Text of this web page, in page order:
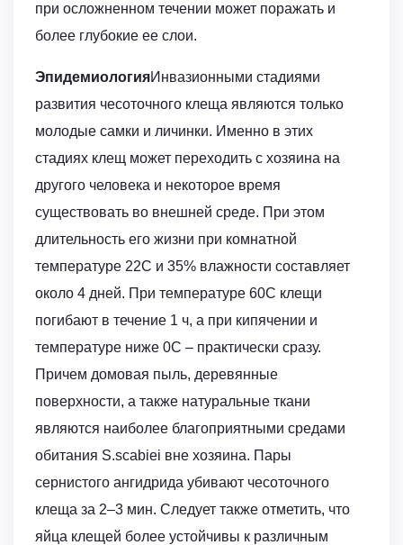
при осложненном течении может поражать и
более глубокие ее слои.
ЭпидемиологияИнвазионными стадиями
развития чесоточного клеща являются только
молодые самки и личинки. Именно в этих
стадиях клещ может переходить с хозяина на
другого человека и некоторое время
существовать во внешней среде. При этом
длительность его жизни при комнатной
температуре 22С и 35% влажности составляет
около 4 дней. При температуре 60С клещи
погибают в течение 1 ч, а при кипячении и
температуре ниже 0С – практически сразу.
Причем домовая пыль, деревянные
поверхности, а также натуральные ткани
являются наиболее благоприятными средами
обитания S.scabiei вне хозяина. Пары
сернистого ангидрида убивают чесоточного
клеща за 2–3 мин. Следует также отметить, что
яйца клещей более устойчивы к различным